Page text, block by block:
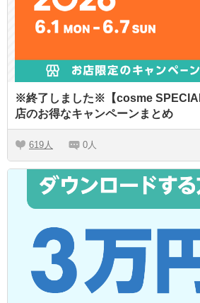
※終了しました※【cosme
店のお得なキャンペーンまとめ
619 0